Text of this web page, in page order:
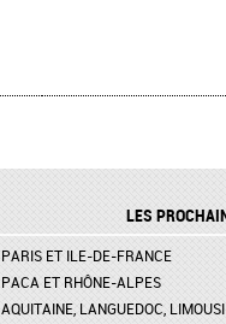
LES
PARIS ET ILE-DE-FRANCE
PACA ET RHÔNE-ALPES
AQUITAINE, LANGUEDOC,